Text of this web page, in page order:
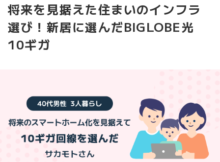
将来を見据えた住まいのインフラ
選び！新居に選んだBIGLOBE光
10ギガ